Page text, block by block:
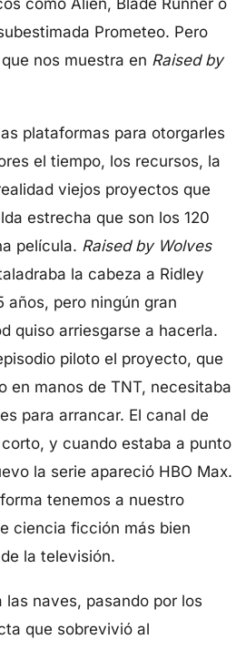
Prometeo. Pero
nos muestra en Raised by
plataformas para otorgarles
el tiempo, los recursos, la
viejos proyectos que
estrecha que son los 120
película. Raised by Wolves
la cabeza a Ridley
años, pero ningún gran
quiso arriesgarse a hacerla.
piloto el proyecto, que
en manos de TNT, necesitaba
para arrancar. El canal de
y cuando estaba a punto
la serie apareció HBO Max.
tenemos a nuestro
ciencia ficción más bien
la televisión.
las naves, pasando por los
que sobrevivió al